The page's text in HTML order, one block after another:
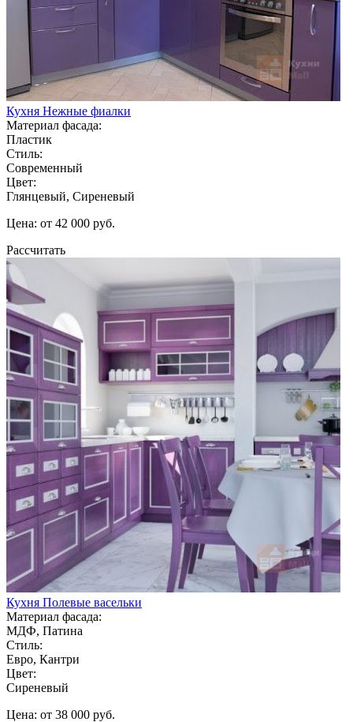
Кухня Нежные фиалки
Материал фасада:
Пластик
Стиль:
Современный
Цвет:
Глянцевый, Сиреневый
Цена: от 42 000 руб.
Рассчитать
Кухня Полевые васельки
Материал фасада:
МДФ, Патина
Стиль:
Евро, Кантри
Цвет:
Сиреневый
Цена: от 38 000 руб.